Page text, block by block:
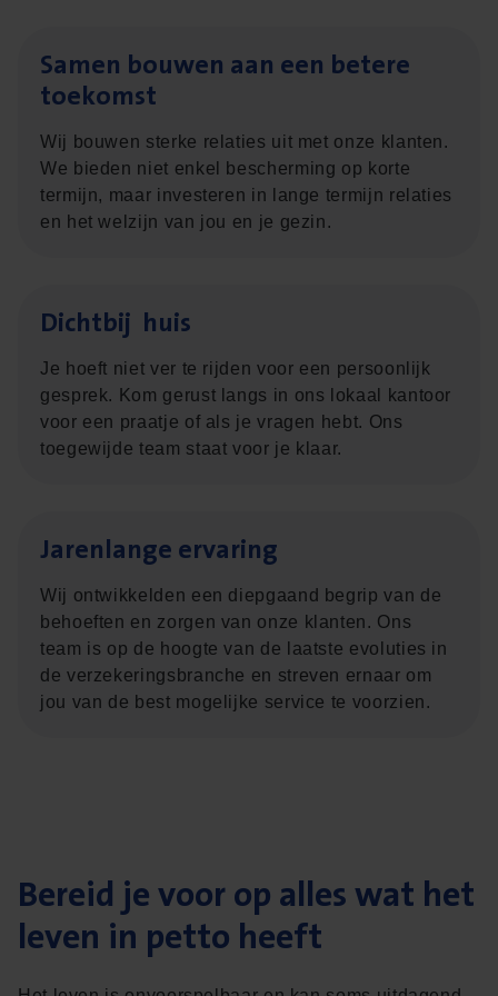
Samen bou­wen aan een bete­re
toekomst
Wij bouwen sterke relaties uit met onze klanten.
We bieden niet enkel bescherming op korte
termijn, maar investeren in lange termijn relaties
en het welzijn van jou en je gezin.
Dicht­bij huis
Je hoeft niet ver te rijden voor een persoonlijk
gesprek. Kom gerust langs in ons lokaal kantoor
voor een praatje of als je vragen hebt. Ons
toegewijde team staat voor je klaar.
Jaren­lan­ge ervaring
Wij ontwikkelden een diepgaand begrip van de
behoeften en zorgen van onze klanten. Ons
team is op de hoogte van de laatste evoluties in
de verzekeringsbranche en streven ernaar om
jou van de best mogelijke service te voorzien.
Bereid je voor op alles wat het
leven in petto heeft